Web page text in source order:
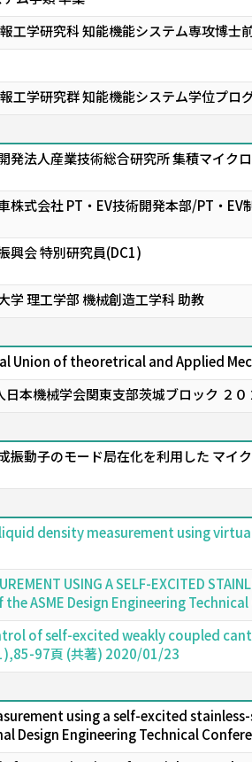
工学研究科 知能機能システム専攻博士
工学研究群 知能機能システム学位プロ
発法人産業技術総合研究所 集積マイク
株式会社 PT・EV技術開発本部/PT・EV
興会 特別研究員(DC1)
学 理工学部 機械創造工学科 助教
Union of theoretrical and Applied
日本機械学会関東支部茨城ブロック ２
振動子のモード局在化を利用した マイ
density measurement using
USING A SELF-EXCITED
ASME Design Engineering
of self-excited weakly coupled
97頁 (共著) 2020/01/23
using a self-excited
Design Engineering Technical